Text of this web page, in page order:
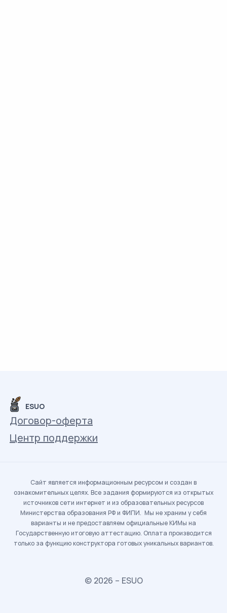
ESUO
Договор-оферта
Центр поддержки
Сайт является информационным ресурсом и создан в
ознакомительных целях. Все задания формируются из открытых
источников сети интернет и из образовательных ресурсов
Министерства образования РФ и ФИПИ. Мы не храним у себя
варианты и не предоставляем официальные КИМы на
Государственную итоговую аттестацию. Оплата производится
только за функцию конструктора готовых уникальных вариантов.
© 2026 – ESUO